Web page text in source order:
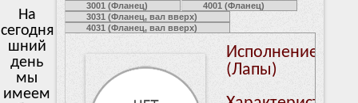
На
сегодня
шний
день
мы
имеем
3001 (Фланец)
4001 (Фланец)
3031 (Фланец, вал вверх)
4031 (Фланец, вал вверх)
Исполнение:
(Лапы)